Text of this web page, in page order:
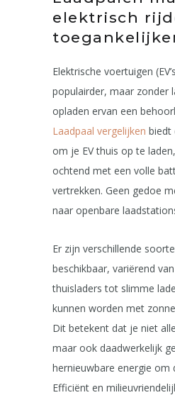
elektrisch
Elektrische voertuigen
populairder, maar zonder
opladen ervan een
Laadpaal vergelijken biedt
om je EV thuis op te
ochtend met een volle
vertrekken. Geen gedoe
naar openbare
Er zijn verschillende
beschikbaar, variërend
thuisladers tot slimme
kunnen worden met
Dit betekent dat je niet
maar ook daadwerkelijk
hernieuwbare energie om
Efficiënt en